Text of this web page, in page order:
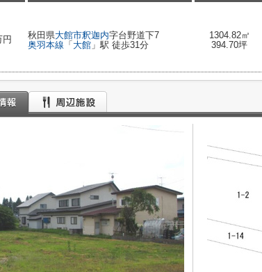
円 秋田県大館市釈迦内字台野道下7
奥羽本線 「 大館 」駅 徒歩31分
1304.82㎡
394.70坪